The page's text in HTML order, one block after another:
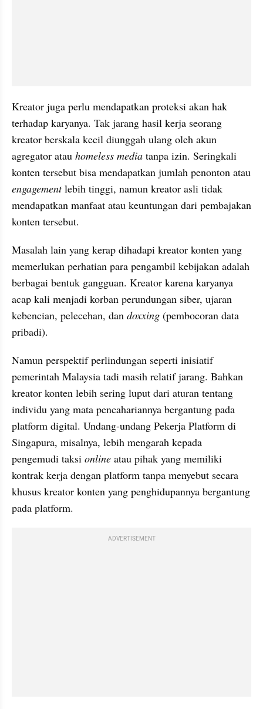
Kreator juga perlu mendapatkan proteksi akan hak
terhadap karyanya. Tak jarang hasil kerja seorang
kreator berskala kecil diunggah ulang oleh akun
agregator atau homeless media tanpa izin. Seringkali
engagement lebih tinggi, namun kreator asli tidak
mendapatkan manfaat atau keuntungan dari pembajakan
konten tersebut.
Masalah lain yang kerap dihadapi kreator konten yang
memerlukan perhatian para pengambil kebijakan adalah
berbagai bentuk gangguan. Kreator karena karyanya
acap kali menjadi korban perundungan siber, ujaran
kebencian, pelecehan, dan doxxing (pembocoran data
pribadi).
Namun perspektif perlindungan seperti inisiatif
pemerintah Malaysia tadi masih relatif jarang. Bahkan
kreator konten lebih sering luput dari aturan tentang
individu yang mata pencahariannya bergantung pada
platform digital. Undang-undang Pekerja Platform di
Singapura, misalnya, lebih mengarah kepada
pengemudi taksi online atau pihak yang memiliki
kontrak kerja dengan platform tanpa menyebut secara
khusus kreator konten yang penghidupannya bergantung
pada platform.
ADVERTISEMENT